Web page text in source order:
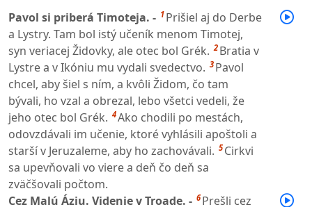
Pavol si priberá Timoteja. - 1 Prišiel aj do Derbe
a Lystry. Tam bol istý učeník menom Timotej,
syn veriacej Židovky, ale otec bol Grék. 2 Bratia v
Lystre a v Ikóniu mu vydali svedectvo. 3 Pavol
chcel, aby šiel s ním, a kvôli Židom, čo tam
bývali, ho vzal a obrezal, lebo všetci vedeli, že
jeho otec bol Grék. 4Ako chodili po mestách,
odovzdávali im učenie, ktoré vyhlásili apoštoli a
starší v Jeruzaleme, aby ho zachovávali. 5 Cirkvi
sa upevňovali vo viere a deň čo deň sa
zväčšovali počtom.
Cez Malú Áziu. Videnie v Troade. - 6 Prešli cez